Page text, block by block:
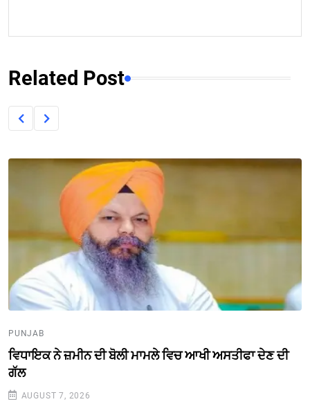
Related Post
PUNJAB
ਵਿਧਾਇਕ ਨੇ ਜ਼ਮੀਨ ਦੀ ਬੋਲੀ ਮਾਮਲੇ ਵਿਚ ਆਖੀ ਅਸਤੀਫਾ ਦੇਣ ਦੀ
ਗੱਲ
AUGUST 7, 2026